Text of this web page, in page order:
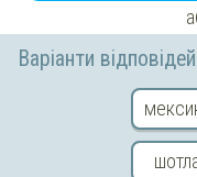
Варіанти